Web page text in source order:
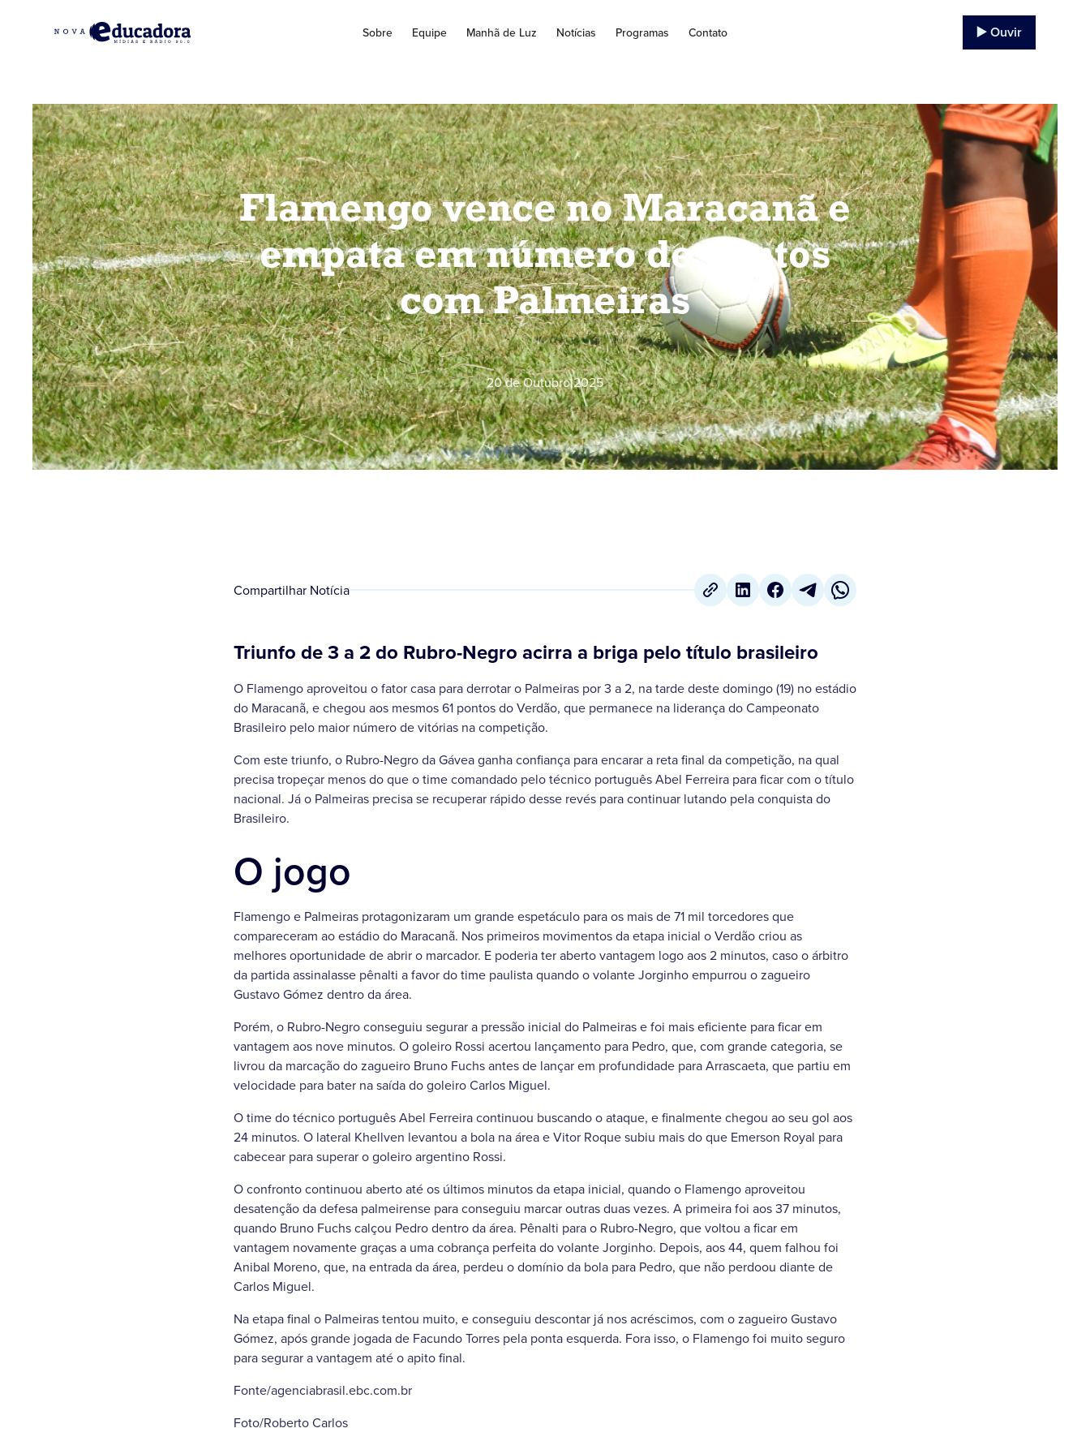
Sobre Equipe Manhã de Luz Notícias Programas Contato ▶️ Ouvir
Flamengo vence no Maracanã e
empata em número de pontos
com Palmeiras
20 de Outubro,2025
Compartilhar Notícia
Triunfo de 3 a 2 do Rubro-Negro acirra a briga pelo título brasileiro
O Flamengo aproveitou o fator casa para derrotar o Palmeiras por 3 a 2, na tarde deste domingo (19) no estádio
do Maracanã, e chegou aos mesmos 61 pontos do Verdão, que permanece na liderança do Campeonato
Brasileiro pelo maior número de vitórias na competição.
Com este triunfo, o Rubro-Negro da Gávea ganha confiança para encarar a reta final da competição, na qual
precisa tropeçar menos do que o time comandado pelo técnico português Abel Ferreira para ficar com o título
nacional. Já o Palmeiras precisa se recuperar rápido desse revés para continuar lutando pela conquista do
Brasileiro.
O jogo
Flamengo e Palmeiras protagonizaram um grande espetáculo para os mais de 71 mil torcedores que
compareceram ao estádio do Maracanã. Nos primeiros movimentos da etapa inicial o Verdão criou as
melhores oportunidade de abrir o marcador. E poderia ter aberto vantagem logo aos 2 minutos, caso o árbitro
da partida assinalasse pênalti a favor do time paulista quando o volante Jorginho empurrou o zagueiro
Gustavo Gómez dentro da área.
Porém, o Rubro-Negro conseguiu segurar a pressão inicial do Palmeiras e foi mais eficiente para ficar em
vantagem aos nove minutos. O goleiro Rossi acertou lançamento para Pedro, que, com grande categoria, se
livrou da marcação do zagueiro Bruno Fuchs antes de lançar em profundidade para Arrascaeta, que partiu em
velocidade para bater na saída do goleiro Carlos Miguel.
O time do técnico português Abel Ferreira continuou buscando o ataque, e finalmente chegou ao seu gol aos
24 minutos. O lateral Khellven levantou a bola na área e Vitor Roque subiu mais do que Emerson Royal para
cabecear para superar o goleiro argentino Rossi.
O confronto continuou aberto até os últimos minutos da etapa inicial, quando o Flamengo aproveitou
desatenção da defesa palmeirense para conseguiu marcar outras duas vezes. A primeira foi aos 37 minutos,
quando Bruno Fuchs calçou Pedro dentro da área. Pênalti para o Rubro-Negro, que voltou a ficar em
vantagem novamente graças a uma cobrança perfeita do volante Jorginho. Depois, aos 44, quem falhou foi
Anibal Moreno, que, na entrada da área, perdeu o domínio da bola para Pedro, que não perdoou diante de
Carlos Miguel.
Na etapa final o Palmeiras tentou muito, e conseguiu descontar já nos acréscimos, com o zagueiro Gustavo
Gómez, após grande jogada de Facundo Torres pela ponta esquerda. Fora isso, o Flamengo foi muito seguro
para segurar a vantagem até o apito final.
Fonte/agenciabrasil.ebc.com.br
Foto/Roberto Carlos